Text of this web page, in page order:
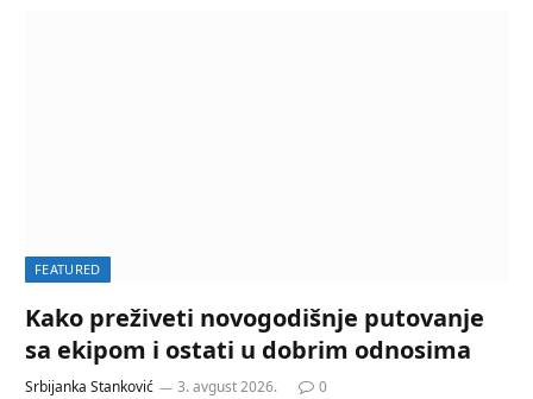
FEATURED
Kako preživeti novogodišnje putovanje
sa ekipom i ostati u dobrim odnosima
Srbijanka Stanković 3. avgust 2026. 0